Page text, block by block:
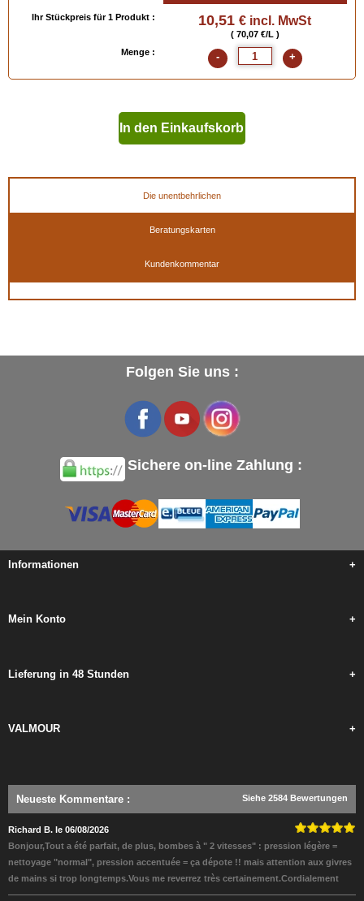
Ihr Stückpreis für 1 Produkt : 10,51 € incl. MwSt
( 70,07 €/L )
Menge :
- +
In den Einkaufskorb
Die unentbehrlichen
Beratungskarten
Kundenkommentar
Folgen Sie uns :
Sichere on-line Zahlung :
Informationen +
Mein Konto +
Lieferung in 48 Stunden +
VALMOUR +
Neueste Kommentare : Siehe 2584 Bewertungen
Richard B. le 06/08/2026
Bonjour,Tout a été parfait, de plus, bombes à " 2 vitesses" : pression légère =
nettoyage "normal", pression accentuée = ça dépote !! mais attention aux givres
de mains si trop longtemps.Vous me reverrez très certainement.Cordialement